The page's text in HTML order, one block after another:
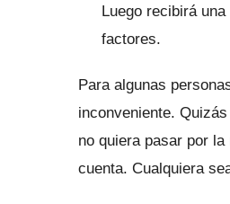
Luego recibirá
factores.
Para algunas
inconveniente.
no quiera pasar por
cuenta. Cualquiera